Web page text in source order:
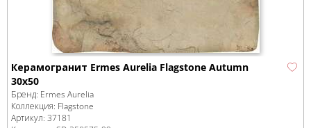
Керамогранит Ermes Aurelia Flagstone Autumn
30x50
Бренд: Ermes Aurelia
Коллекция: Flagstone
Артикул: 37181